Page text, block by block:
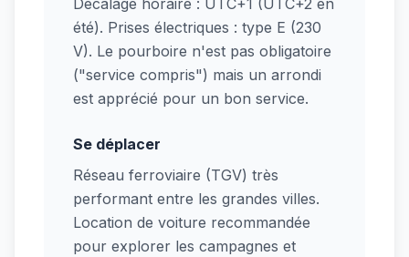
Décalage horaire : UTC+1 (UTC+2 en
été). Prises électriques : type E (230
V). Le pourboire n'est pas obligatoire
("service compris") mais un arrondi
est apprécié pour un bon service.
Se déplacer
Réseau ferroviaire (TGV) très
performant entre les grandes villes.
Location de voiture recommandée
pour explorer les campagnes et